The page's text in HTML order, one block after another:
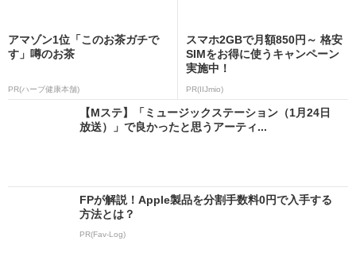
アマゾン1位「このお茶ガチで
す」噂のお茶
PR(ハーブ健康本舗)
スマホ2GBで月額850円～ 格安
SIMをお得に使うキャンペーン
実施中！
PR(IIJmio)
【Mステ】「ミュージックステーション（1月24日
放送）」で良かったと思うアーティ...
FPが解説！Apple製品を分割手数料0円で入手する
方法とは？
PR(Fav-Log)